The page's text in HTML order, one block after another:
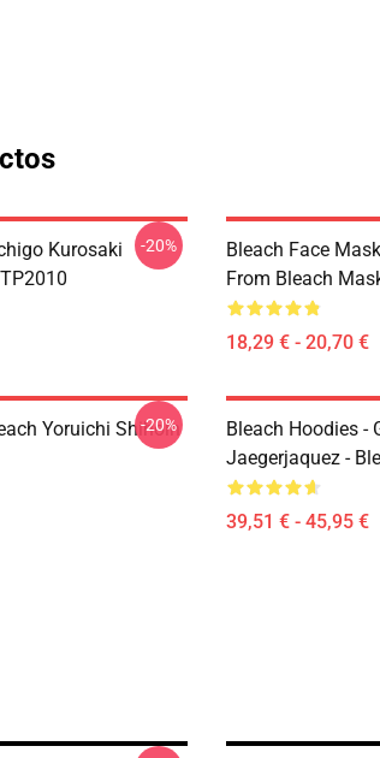
Kurosaki
-20%
Bleach Face
From Bleach
18,29 € - 20,70 €
Yoruichi Shihoin
-20%
Bleach Hoodies -
Jaegerjaquez -
39,51 € - 45,95 €